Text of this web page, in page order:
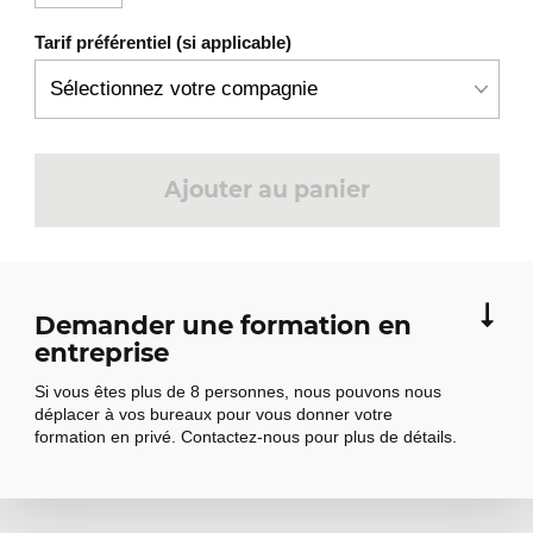
communes lors de l’implantation des
métriques ?
Constat d’échec et principales causes.
Processus de mesure
Présentation rapide de l'ISO 15939
points)
5
Étude des exemples et technique
de résolution de problèmes
Présentation de l’outil de métriques
Tarif préférentiel (si applicable)
Ajouter au panier
Demander une formation en
entreprise
Si vous êtes plus de 8 personnes, nous pouvons nous
déplacer à vos bureaux pour vous donner votre
formation en privé. Contactez-nous pour plus de détails.